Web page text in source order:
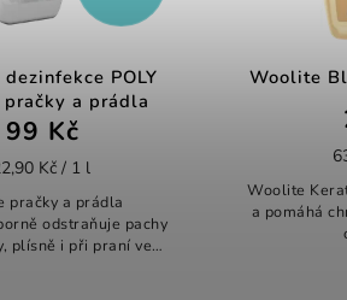
Woolite Black/Dark 3,6l/60PD
63,89 Kč / 1 kg
Woolite Keratin Therapy oživuje barvy
a pomáhá chránit před vyblednutím a
obarvením.